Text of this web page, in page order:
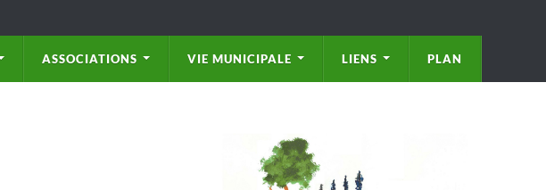
ASSOCIATIONS VIE MUNICIPALE LIENS PLAN